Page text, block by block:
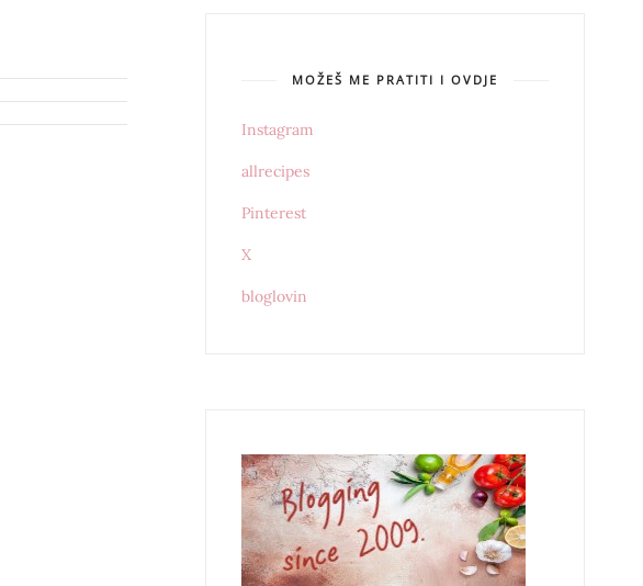
MOŽEŠ ME PRATITI I OVDJE
Instagram
allrecipes
Pinterest
X
bloglovin